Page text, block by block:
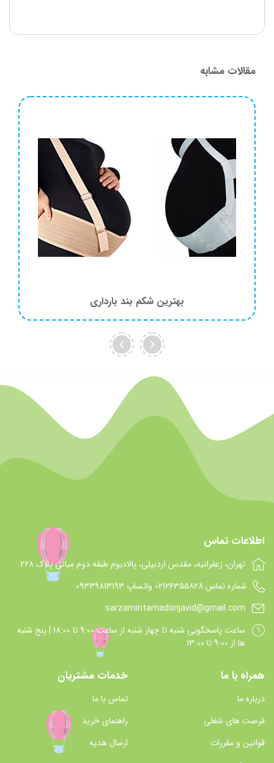
مقالات مشابه
بهترین شکم بند بارداری
اطلاعات تماس
تهران، زعفرانیه، مقدس اردبیلی، پالادیوم طبقه دوم میانی پلاک 228
شماره تماس 021۲۶۳۵۵۸۲۸ واتساپ 09339813193
sarzamintamadonjavid@gmail.com
ساعت پاسخگويي شنبه تا چهار شنبه از ساعت 9:00 تا 18:00 | پنج شنبه
ها از 9:00 تا 13:00
همراه با ما
درباره ما
فرصت های شغلی
قوانین و مقررات
خدمات مشتریان
تماس با ما
راهنمای خرید
ارسال هدیه